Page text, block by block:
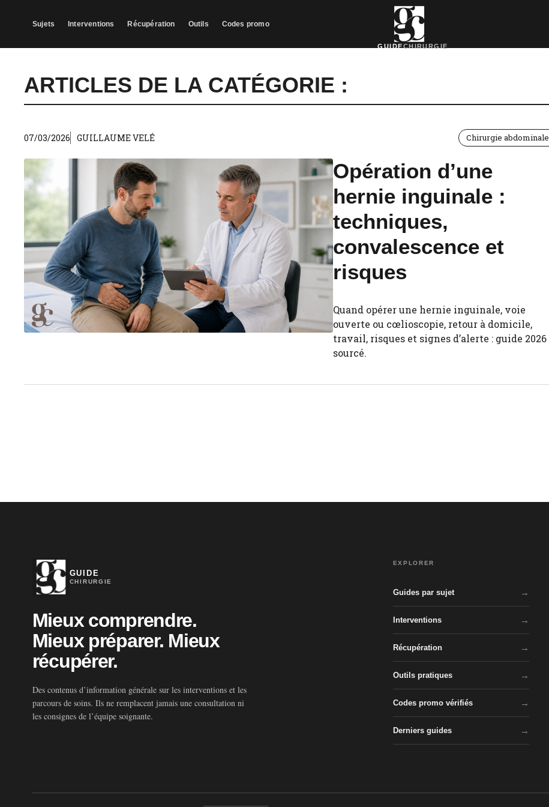
GUIDECHIRURGIE
Sujets Interventions Récupération Outils Codes promo
ARTICLES DE LA CATÉGORIE :
07/03/2026 GUILLAUME VELÉ Chirurgie abdominale
Opération d’une
hernie inguinale :
techniques,
convalescence et
risques
Quand opérer une hernie inguinale, voie
ouverte ou cœlioscopie, retour à domicile,
travail, risques et signes d’alerte : guide 2026
sourcé.
GUIDE
CHIRURGIE
Mieux comprendre.
Mieux préparer. Mieux
récupérer.
Des contenus d’information générale sur les interventions et les
parcours de soins. Ils ne remplacent jamais une consultation ni
les consignes de l’équipe soignante.
EXPLORER
Guides par sujet
Interventions
Récupération
Outils pratiques
Codes promo vérifiés
Derniers guides